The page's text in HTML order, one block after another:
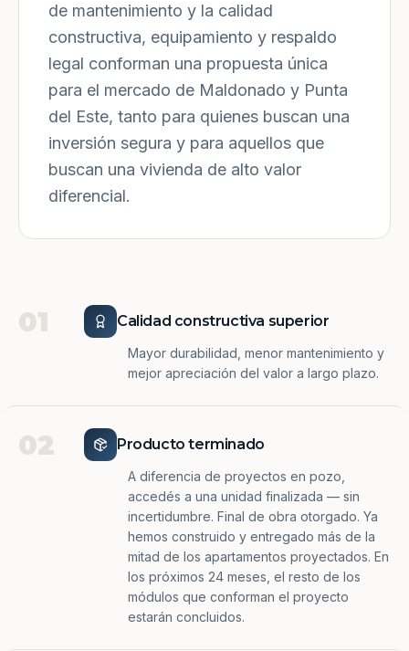
de mantenimiento y la calidad
constructiva, equipamiento y respaldo
legal conforman una propuesta única
para el mercado de Maldonado y Punta
del Este, tanto para quienes buscan una
inversión segura y para aquellos que
buscan una vivienda de alto valor
diferencial.
01 Calidad constructiva superior
Mayor durabilidad, menor mantenimiento y
mejor apreciación del valor a largo plazo.
02 Producto terminado
A diferencia de proyectos en pozo,
accedés a una unidad finalizada — sin
incertidumbre. Final de obra otorgado. Ya
hemos construido y entregado más de la
mitad de los apartamentos proyectados. En
los próximos 24 meses, el resto de los
módulos que conforman el proyecto
estarán concluidos.